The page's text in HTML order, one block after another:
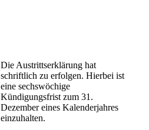
Die Austrittserklärung hat
schriftlich zu erfolgen. Hierbei ist
eine sechswöchige
Kündigungsfrist zum 31.
Dezember eines Kalenderjahres
einzuhalten.